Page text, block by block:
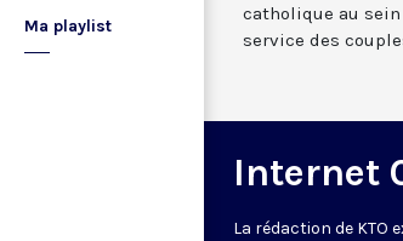
Ma playlist
catholique au sein
service des
Internet
La rédaction de KTO